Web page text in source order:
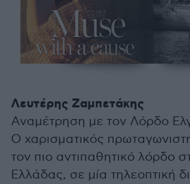
Λευτέρης Ζαμπετάκης
Αναμέτρηση με τον Λόρδο
Ο χαρισματικός
τον πιο αντιπαθητικό λόρδο
Ελλάδας, σε μία τηλεοπτική